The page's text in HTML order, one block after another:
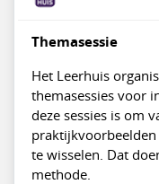
Themasessie
Het Leerhuis
themasessies voor
deze sessies is om
te wisselen. Dat
methode.